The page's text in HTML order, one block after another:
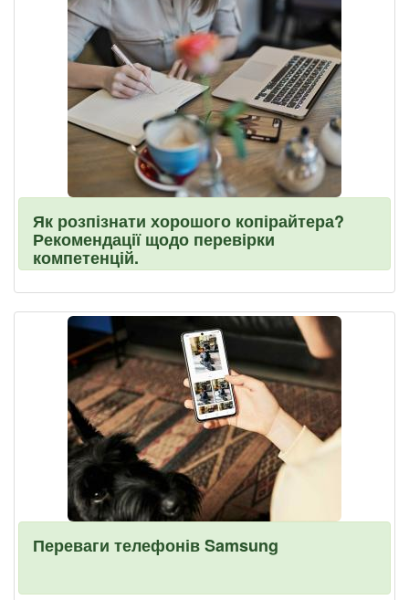
Як розпізнати хорошого копірайтера?
Рекомендації щодо перевірки
компетенцій.
Переваги телефонів Samsung